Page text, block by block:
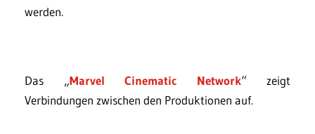
werden.
Das „Marvel Cinematic Network“ zeigt
Verbindungen zwischen den Produktionen auf.